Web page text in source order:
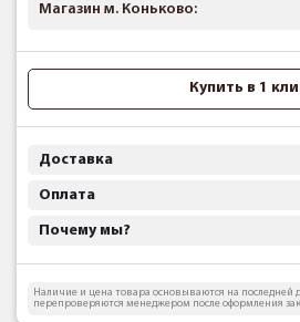
Магазин м. Коньково:
Купить в 1
Доставка
Оплата
Почему мы?
Наличие и цена товара основываются на последней
перепроверяются менеджером после оформления